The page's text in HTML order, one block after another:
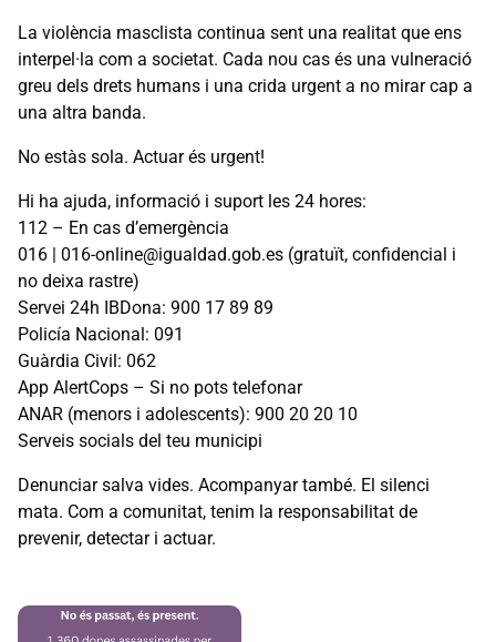
La violència masclista continua sent una realitat que ens
interpel·la com a societat. Cada nou cas és una vulneració
greu dels drets humans i una crida urgent a no mirar cap a
una altra banda.
No estàs sola. Actuar és urgent!
Hi ha ajuda, informació i suport les 24 hores:
112 – En cas d’emergència
016 | 016-online@igualdad.gob.es (gratuït, confidencial i
no deixa rastre)
Servei 24h IBDona: 900 17 89 89
Policía Nacional: 091
Guàrdia Civil: 062
App AlertCops – Si no pots telefonar
ANAR (menors i adolescents): 900 20 20 10
Serveis socials del teu municipi
Denunciar salva vides. Acompanyar també. El silenci
mata. Com a comunitat, tenim la responsabilitat de
prevenir, detectar i actuar.